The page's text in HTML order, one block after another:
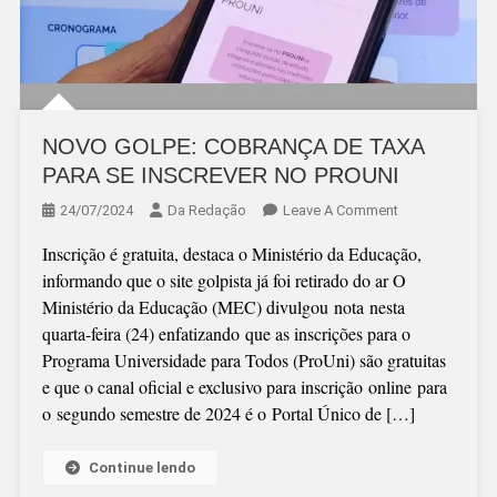
NOVO GOLPE: COBRANÇA DE TAXA
PARA SE INSCREVER NO PROUNI
24/07/2024 Da Redação Leave A CommentOn
GOLPE:
COBRANÇA
DE
TAXA
PARA
SE
INSCREVER
Inscrição é gratuita, destaca o Ministério da Educação,
informando que o site golpista já foi retirado do ar O
Ministério da Educação (MEC) divulgou nota nesta
quarta-feira (24) enfatizando que as inscrições para o
Programa Universidade para Todos (ProUni) são gratuitas
e que o canal oficial e exclusivo para inscrição online para
o segundo semestre de 2024 é o Portal Único de […]
Continue lendo